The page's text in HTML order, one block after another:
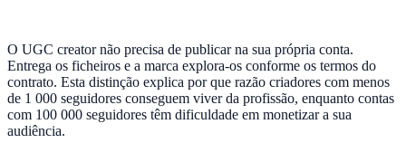
O UGC creator não precisa de publicar na sua própria conta.
Entrega os ficheiros e a marca explora-os conforme os termos do
contrato. Esta distinção explica por que razão criadores com menos
de 1 000 seguidores conseguem viver da profissão, enquanto contas
com 100 000 seguidores têm dificuldade em monetizar a sua
audiência.